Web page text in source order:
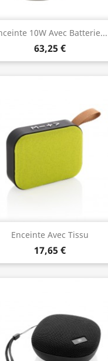
10W Avec Batterie...
63,25 €
Aperçu rapide
Enceinte Avec Tissu
17,65 €
Aperçu rapide